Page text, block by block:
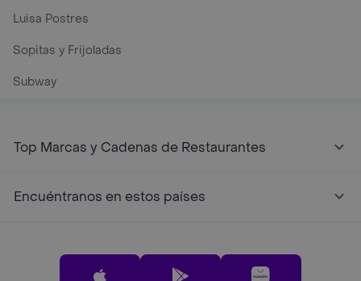
Luisa Postres
Sopitas y Frijoladas
Subway
Top Marcas y Cadenas de Restaurantes
Encuéntranos en estos países